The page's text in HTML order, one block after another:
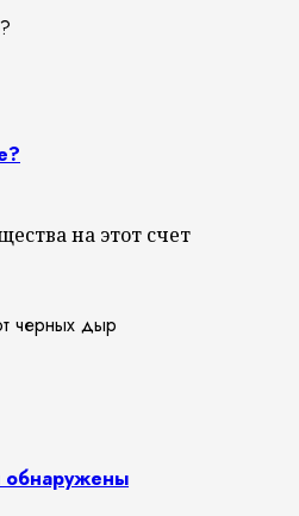
на этот счет
обнаружены